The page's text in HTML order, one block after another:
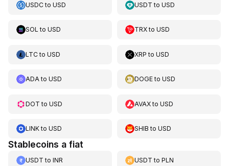
USDCto USD USDT toUSD
SOL to USD TRXtoUSD
LTCto USD XRP toUSD
ADAto USD DOGEtoUSD
DOT to USD AVAXtoUSD
LINKto USD SHIB toUSD
Stablecoins a fiat
USDT to INR USDT toPLN